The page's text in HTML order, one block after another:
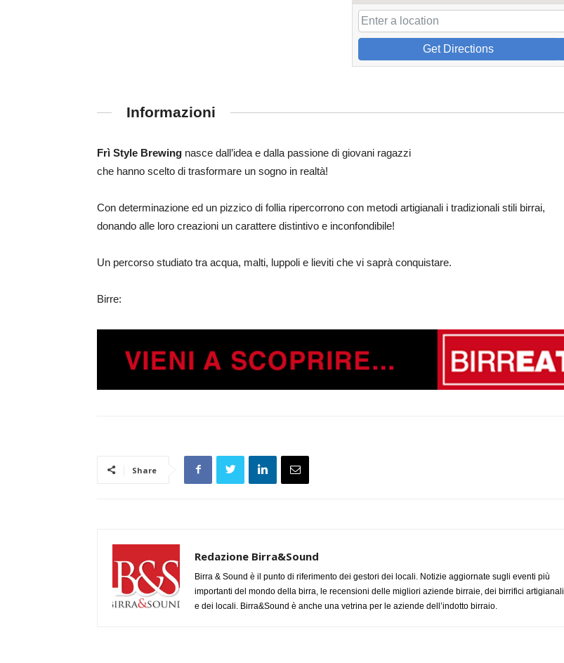
Get Directions
Informazioni
Frì Style Brewing nasce dall’idea e dalla passione di giovani ragazzi
che hanno scelto di trasformare un sogno in realtà!
Con determinazione ed un pizzico di follia ripercorrono con metodi artigianali i tradizionali stili birrai,
donando alle loro creazioni un carattere distintivo e inconfondibile!
Un percorso studiato tra acqua, malti, luppoli e lieviti che vi saprà conquistare.
Birre:
Share
Redazione Birra&Sound
Birra & Sound è il punto di riferimento dei gestori dei locali. Notizie aggiornate sugli eventi più
importanti del mondo della birra, le recensioni delle migliori aziende birraie, dei birrifici artigianali
e dei locali. Birra&Sound è anche una vetrina per le aziende dell’indotto birraio.